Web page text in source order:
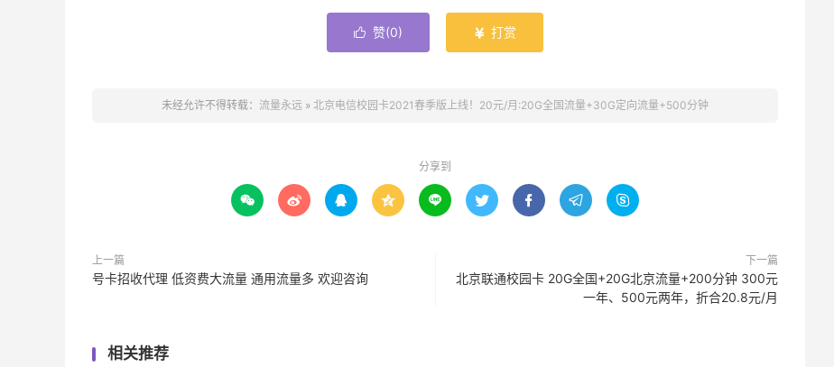
 赞(0)  打赏
未经允许不得转载： 流量永远 » 北京电信校园卡2021春季版上线！20元/月:20G全国流量+30G定向流量+500分钟
分享到
        
上一篇
号卡招收代理 低资费大流量 通用流量多 欢迎咨询
下一篇
北京联通校园卡 20G全国+20G北京流量+200分钟 300元
一年、500元两年，折合20.8元/月
相关推荐